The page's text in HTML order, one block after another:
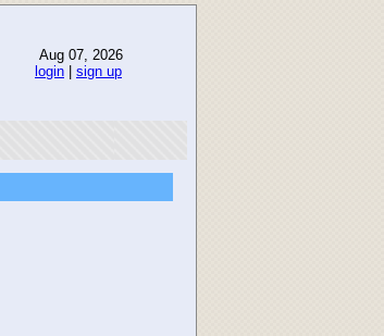
Aug 07, 2026
login
sign up